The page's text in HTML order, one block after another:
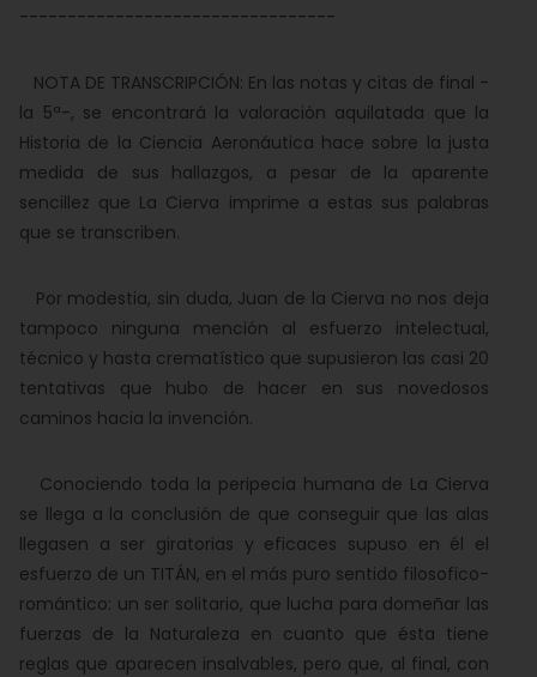
---------------------------------
NOTA DE TRANSCRIPCIÓN: En las notas y citas de final -
la 5ª-, se encontrará la valoración aquilatada que la
Historia de la Ciencia Aeronáutica hace sobre la justa
medida de sus hallazgos, a pesar de la aparente
sencillez que La Cierva imprime a estas sus palabras
que se transcriben.
Por modestia, sin duda, Juan de la Cierva no nos deja
tampoco ninguna mención al esfuerzo intelectual,
técnico y hasta crematístico que supusieron las casi 20
tentativas que hubo de hacer en sus novedosos
caminos hacia la invención.
Conociendo toda la peripecia humana de La Cierva
se llega a la conclusión de que conseguir que las alas
llegasen a ser giratorias y eficaces supuso en él el
esfuerzo de un TITÁN, en el más puro sentido filosofico-
romántico: un ser solitario, que lucha para domeñar las
fuerzas de la Naturaleza en cuanto que ésta tiene
reglas que aparecen insalvables, pero que, al final, con